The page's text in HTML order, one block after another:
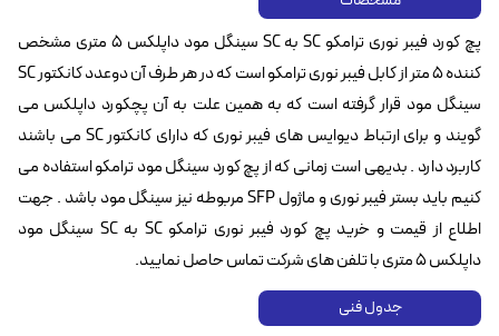
پچ کورد فیبر نوری ترامکو SC به SC سینگل مود داپلکس ۵ متری مشخص
کننده ۵ متر از کابل فیبر نوری ترامکو است که در هر طرف آن دوعدد کانکتور SC
سینگل مود قرار گرفته است که به همین علت به آن پچکورد داپلکس می
گویند و برای ارتباط دیوایس های فیبر نوری که دارای کانکتور SC می باشند
کاربرد دارد . بدیهی است زمانی که از پچ کورد سینگل مود ترامکو استفاده می
کنیم باید بستر فیبر نوری و ماژول SFP مربوطه نیز سینگل مود باشد . جهت
اطلاع از قیمت و خرید پچ کورد فیبر نوری ترامکو SC به SC سینگل مود
داپلکس ۵ متری با تلفن های شرکت تماس حاصل نمایید.
جدول فنی